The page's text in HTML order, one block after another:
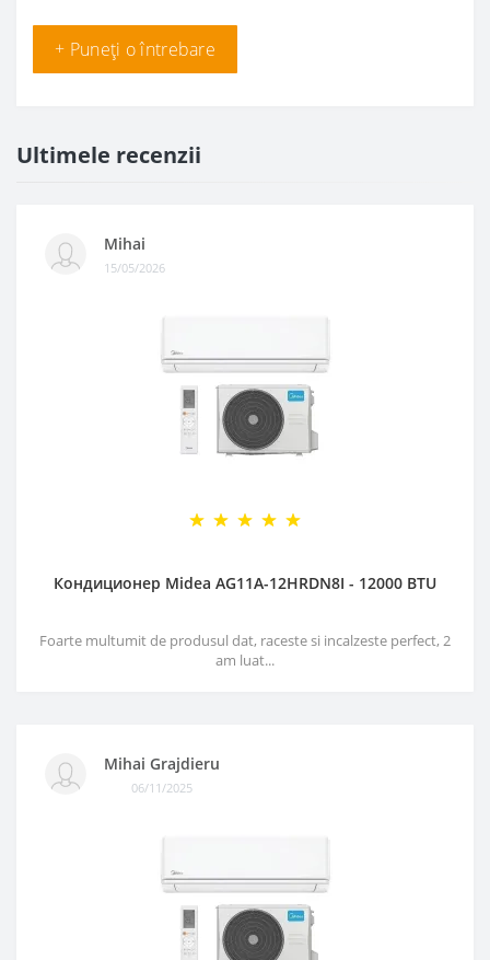
+ Puneți o întrebare
Ultimele recenzii
Mihai
15/05/2026
Кондиционер Midea AG11A-12HRDN8I - 12000 BTU
Foarte multumit de produsul dat, raceste si incalzeste perfect, 2
am luat...
Mihai Grajdieru
06/11/2025